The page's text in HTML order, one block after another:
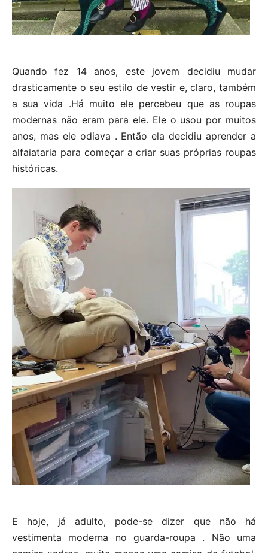
Quando fez 14 anos, este jovem decidiu mudar
drasticamente o seu estilo de vestir e, claro, também
a sua vida .Há muito ele percebeu que as roupas
modernas não eram para ele. Ele o usou por muitos
anos, mas ele odiava . Então ela decidiu aprender a
alfaiataria para começar a criar suas próprias roupas
históricas.
E hoje, já adulto, pode-se dizer que não há
vestimenta moderna no guarda-roupa . Não uma